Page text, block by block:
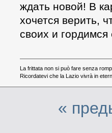
ждать новой! В
хочется верить,
своих и
La frittata non si può fare senza
Ricordatevi che la Lazio vivrà in
«